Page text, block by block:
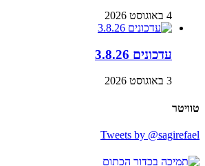
4 באוגוסט 2026
עדכונים 3.8.26
3 באוגוסט 2026
טוויטר
Tweets by @sagirefael